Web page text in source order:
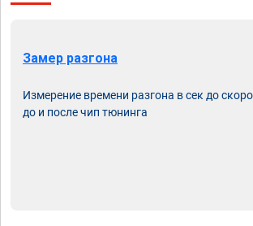
Замер разгона
Измерение времени разгона в сек до
до и после чип тюнинга